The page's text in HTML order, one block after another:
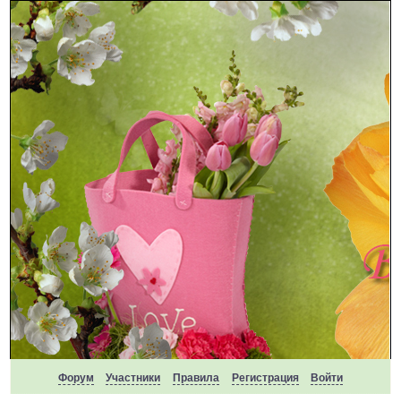
Форум Участники Правила Регистрация Войти